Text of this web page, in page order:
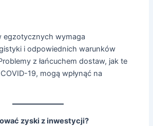
egzotycznych wymaga
i odpowiednich warunków
z łańcuchem dostaw, jak te
19, mogą wpłynąć na
zyski z inwestycji?